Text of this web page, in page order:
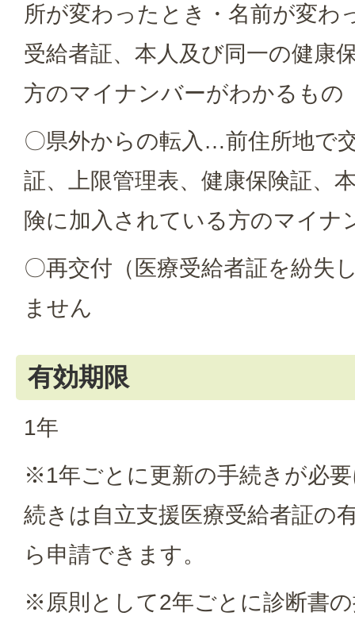
所が変わったとき・名前が変
受給者証、本人及び同一の健康
方のマイナンバーがわかるもの
〇県外からの転入…前住所地で
証、上限管理表、健康保険証、
険に加入されている方のマイナ
〇再交付（医療受給者証を紛失
ません
有効期限
1年
※1年ごとに更新の手続きが必
続きは自立支援医療受給者証の
ら申請できます。
※原則として2年ごとに診断書